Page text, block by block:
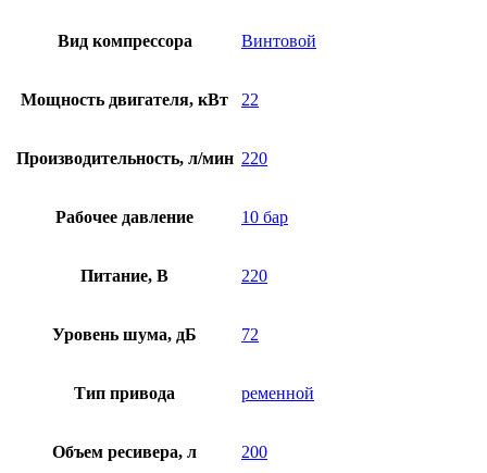
Вид компрессора Винтовой
Мощность двигателя, кВт 22
Производительность, л/мин 220
Рабочее давление 10 бар
Питание, В 220
Уровень шума, дБ 72
Тип привода ременной
Объем ресивера, л 200